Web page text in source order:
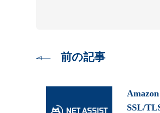
前の記事
SSL/